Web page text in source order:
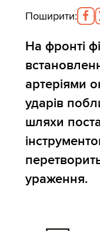
Поширити:
На фронті
артеріями
ударів
шляхи
ураження.